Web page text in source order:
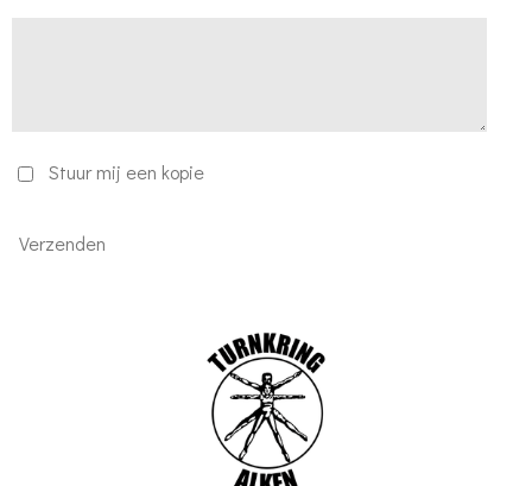
Stuur mij een kopie
Verzenden